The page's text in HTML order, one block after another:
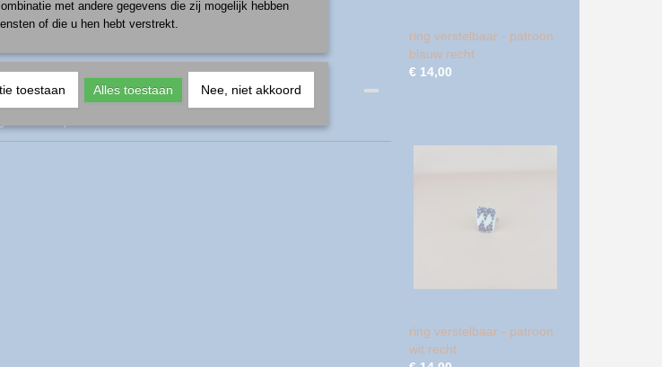
ring verstelbaar - patroon
blauw recht
€ 14,00
ring verstelbaar - patroon
wit recht
met andere gegevens die zij mogelijk hebben
of die u hen hebt verstrekt.
toestaan Alles toestaan Nee, niet akkoord